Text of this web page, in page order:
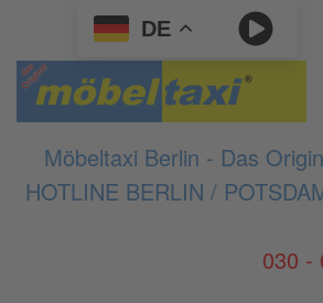
DE
Möbeltaxi Berlin - Das
HOTLINE BERLIN /
030 -